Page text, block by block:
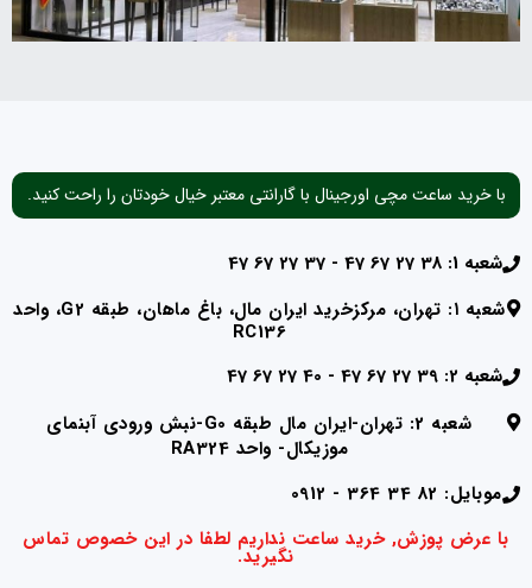
با خرید ساعت مچی اورجینال با گارانتی معتبر خیال خودتان را راحت کنید.
شعبه 1: 38 27 67 47 - 37 27 67 47
شعبه ۱: تهران، مرکزخرید ایران مال، باغ ماهان، طبقه G2، واحد
RC136
شعبه 2: 39 27 67 47 - 40 27 67 47
شعبه 2: تهران-ایران مال طبقه G0-نبش ورودی آبنمای
موزیکال- واحد RA324
موبایل: 82 34 364 - 0912
با عرض پوزش, خرید ساعت نداریم لطفا در این خصوص تماس
نگیرید.